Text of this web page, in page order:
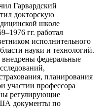
Гарвардский
докторскую
школе
гг. работал
исполнительного
науки и технологий.
внедрены федеральные
планирования
участии профессора
регулирующие
документы по